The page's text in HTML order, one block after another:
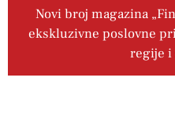
Novi broj magazina
ekskluzivne poslovne
regije